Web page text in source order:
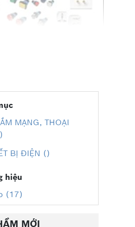
MẠNG, THOẠI
BỊ ĐIỆN ()
hiệu
(17)
MỚI